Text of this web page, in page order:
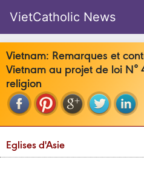
VietCatholic News
Vietnam: Remarques et
Vietnam au projet de loi N°
religion
Eglises d'Asie